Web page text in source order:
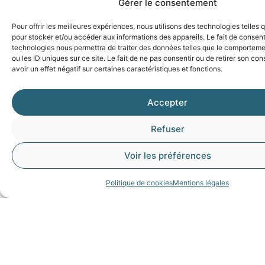
Gérer le consentement
Pour offrir les meilleures expériences, nous utilisons des technologies telles
pour stocker et/ou accéder aux informations des appareils. Le fait de
technologies nous permettra de traiter des données telles que le
ou les ID uniques sur ce site. Le fait de ne pas consentir ou de retirer son
avoir un effet négatif sur certaines caractéristiques et fonctions.
Accepter
Refuser
Voir les préférences
Politique de cookiesMentions légales
Syane
Site institutionnel
Presse
Offres d’emploi
Aide et
informations
Qui fait quoi sur le
clés du déploiement du
Suivez-nous
Plus
2107 route